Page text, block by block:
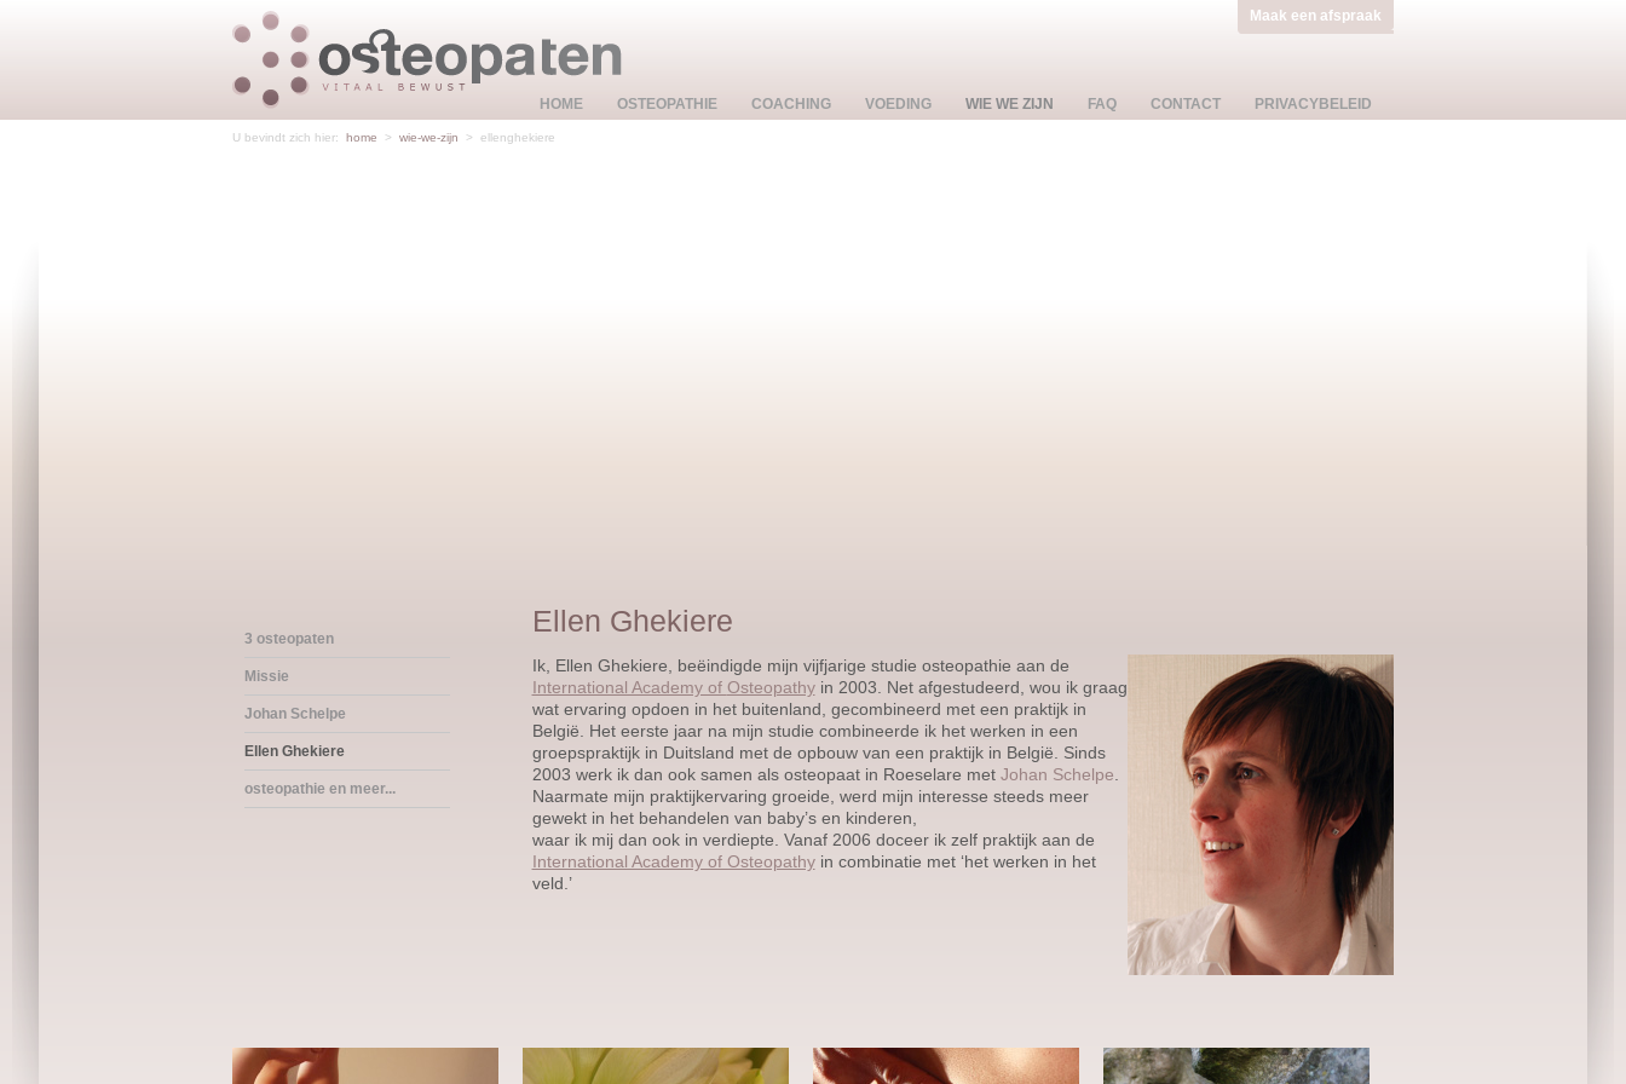
Maak een afspraak
HOME OSTEOPATHIE COACHING VOEDING WIE WE ZIJN FAQ CONTACT PRIVACYBELEID
U bevindt zich hier: home > wie-we-zijn > ellenghekiere
3 osteopaten
Missie
Johan Schelpe
Ellen Ghekiere
osteopathie en meer...
Ellen Ghekiere
Ik, Ellen Ghekiere, beëindigde mijn vijfjarige studie osteopathie aan de
International Academy of Osteopathyin 2003. Net afgestudeerd, wou ik graag
wat ervaring opdoen in het buitenland, gecombineerd met een praktijk in
België. Het eerste jaar na mijn studie combineerde ik het werken in een
groepspraktijk in Duitsland met de opbouw van een praktijk in België. Sinds
2003 werk ik dan ook samen als osteopaat in Roeselare met Johan Schelpe
Naarmate mijn praktijkervaring groeide, werd mijn interesse steeds meer
gewekt in het behandelen van baby’s en kinderen,
waar ik mij dan ook in verdiepte. Vanaf 2006 doceer ik zelf praktijk aan de
International Academy of Osteopathyin combinatie met ‘het werken in het
veld.’